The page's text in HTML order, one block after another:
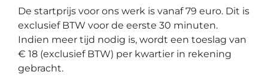
De startprijs voor ons werk is vanaf 79 euro. Dit is
exclusief BTW voor de eerste 30 minuten.
Indien meer tijd nodig is, wordt een toeslag van
€ 18 (exclusief BTW) per kwartier in rekening
gebracht.